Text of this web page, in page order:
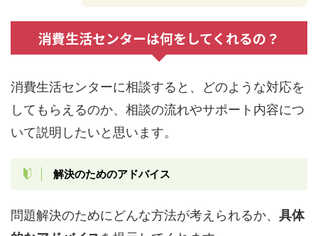
消費生活センターは何をしてくれるの？
消費生活センターに相談すると、どのような対応を
してもらえるのか、相談の流れやサポート内容につ
いて説明したいと思います。
解決のためのアドバイス
問題解決のためにどんな方法が考えられるか、 具体